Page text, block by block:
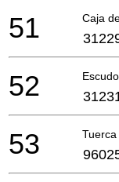
Caja
51
Escudo
52
53